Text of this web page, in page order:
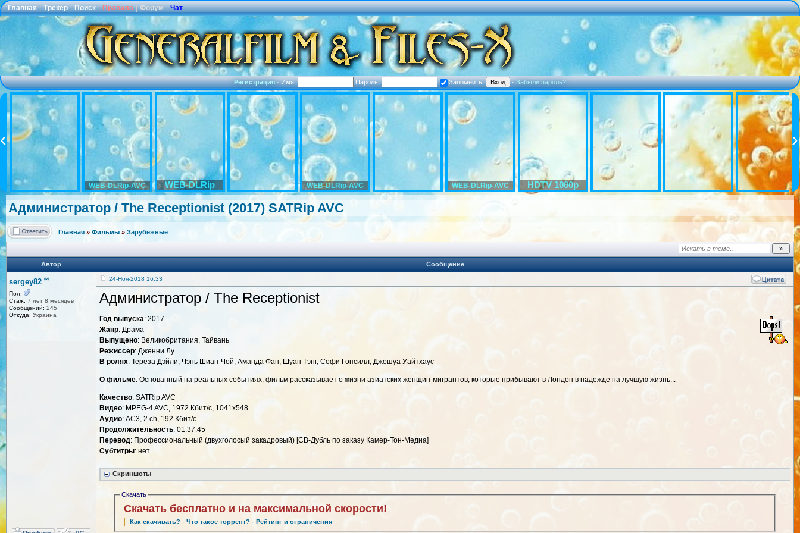
Главная | Трекер | Поиск | Правила | Форум | Чат
Регистрация·Имя: Пароль: Запомнить ·Забыли пароль?
WEB-DLRip-AVC WEB-DLRip WEB-DLRip-AVC WEB-DLRip-AVC HDTV 1080p
Администратор / The Receptionist (2017) SATRip AVC
Главная » Фильмы » Зарубежные
Автор Сообщение
sergey82 ®
Пол:
Стаж: 7 лет 8 месяцев
Сообщений: 245
Откуда: Украина
24-Ноя-2018 16:33
Администратор / The Receptionist
Год выпуска: 2017
Жанр: Драма
Выпущено: Великобритания, Тайвань
Режиссер: Дженни Лу
В ролях: Тереза Дэйли, Чэнь Шиан-Чой, Аманда Фан, Шуан Тэнг, Софи Гопсилл, Джошуа Уайтхаус
О фильме: Основанный на реальных событиях, фильм рассказывает о жизни азиатских женщин-мигрантов, которые прибывают в Лондон в надежде на лучшую жизнь...
Качество: SATRip AVC
Видео: MPEG-4 AVC, 1972 Кбит/с, 1041x548
Аудио: АС3, 2 ch, 192 Кбит/с
Продолжительность: 01:37:45
Перевод: Профессиональный (двухголосый закадровый) [СВ-Дубль по заказу Камер-Тон-Медиа]
Субтитры: нет
Скриншоты
Скачать
Скачать бесплатно и на максимальной скорости!
Как скачивать? ·Что такое торрент? · Рейтинг и ограничения